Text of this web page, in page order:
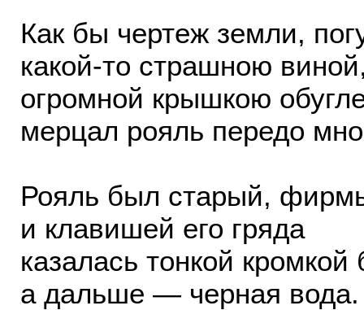
Как бы чертеж земли,
какой-то страшною
огромной крышкою
мерцал рояль передо
Рояль был старый,
и клавишей его гряда
казалась тонкой кромкой
а дальше — черная вода.